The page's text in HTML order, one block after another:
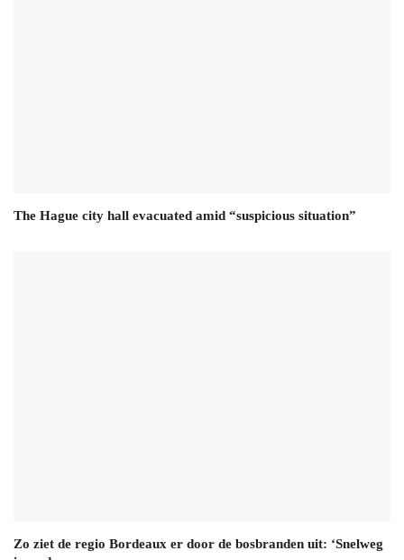
The Hague city hall evacuated amid “suspicious situation”
Zo ziet de regio Bordeaux er door de bosbranden uit: ‘Snelweg